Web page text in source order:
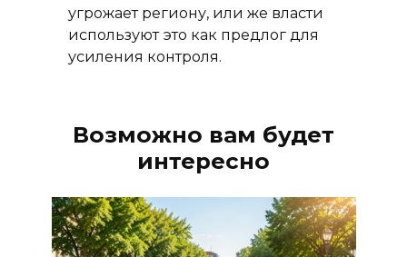
угрожает региону, или же власти
используют это как предлог для
усиления контроля.
Возможно вам будет
интересно